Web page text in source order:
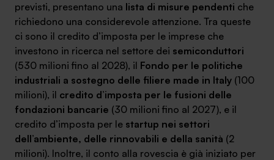
previsti, presentano una lista di misure pendenti che
richiedono una considerevole attenzione. Tra queste
ci sono il credito d’imposta per le imprese che
investono in ricerca nel settore dei semiconduttori
(530 milioni fino al 2028), il Fondo per le politiche
industriali a sostegno delle filiere made in Italy (100
milioni), il credito d’imposta per le fusioni delle
fondazioni bancarie (30 milioni fino al 2027), e il
credito d’imposta per le startup nei settori
dell’ambiente, delle rinnovabili e della sanità (2
milioni). Inoltre, il conto alla rovescia è già iniziato per